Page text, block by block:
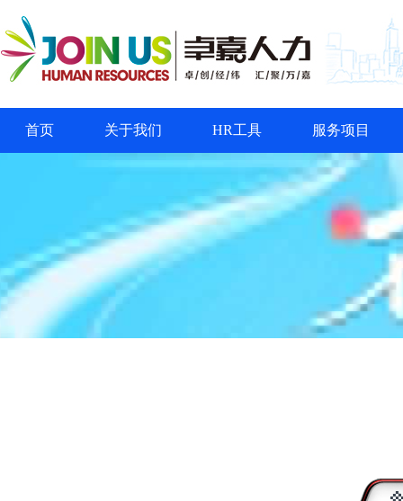
首页 关于我们 HR工具 服务项目